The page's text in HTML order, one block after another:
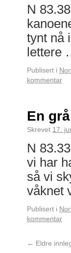
N
tynt nå
lettere
Publisert i
kommentar
En
Skrevet 17.
N
vi har
så vi
våknet
Publisert i
kommentar
← Eldre